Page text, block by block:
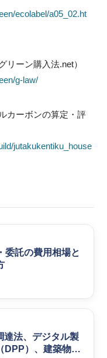
ecolabel/a05_02.ht
リーン購入法.net）
g-law/
カーボンの算定・評
jutakukentiku_house
DPP）、建築物